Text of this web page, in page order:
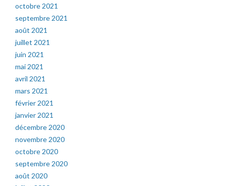
octobre 2021
septembre 2021
août 2021
juillet 2021
juin 2021
mai 2021
avril 2021
mars 2021
février 2021
janvier 2021
décembre 2020
novembre 2020
octobre 2020
septembre 2020
août 2020